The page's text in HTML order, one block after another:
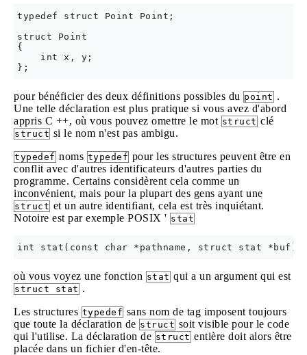
typedef struct Point Point;
struct Point
{
    int x, y;
pour bénéficier des deux définitions possibles du point .
Une telle déclaration est plus pratique si vous avez d'abord
appris C ++, où vous pouvez omettre le mot struct clé
struct si le nom n'est pas ambigu.
typedef noms typedef pour les structures peuvent être en
conflit avec d'autres identificateurs d'autres parties du
programme. Certains considèrent cela comme un
inconvénient, mais pour la plupart des gens ayant une
struct et un autre identifiant, cela est très inquiétant.
Notoire est par exemple POSIX ' stat
où vous voyez une fonction stat qui a un argument qui est
struct stat .
Les structures typedef sans nom de tag imposent toujours
que toute la déclaration de struct soit visible pour le code
qui l'utilise. La déclaration de struct entière doit alors être
placée dans un fichier d'en-tête.